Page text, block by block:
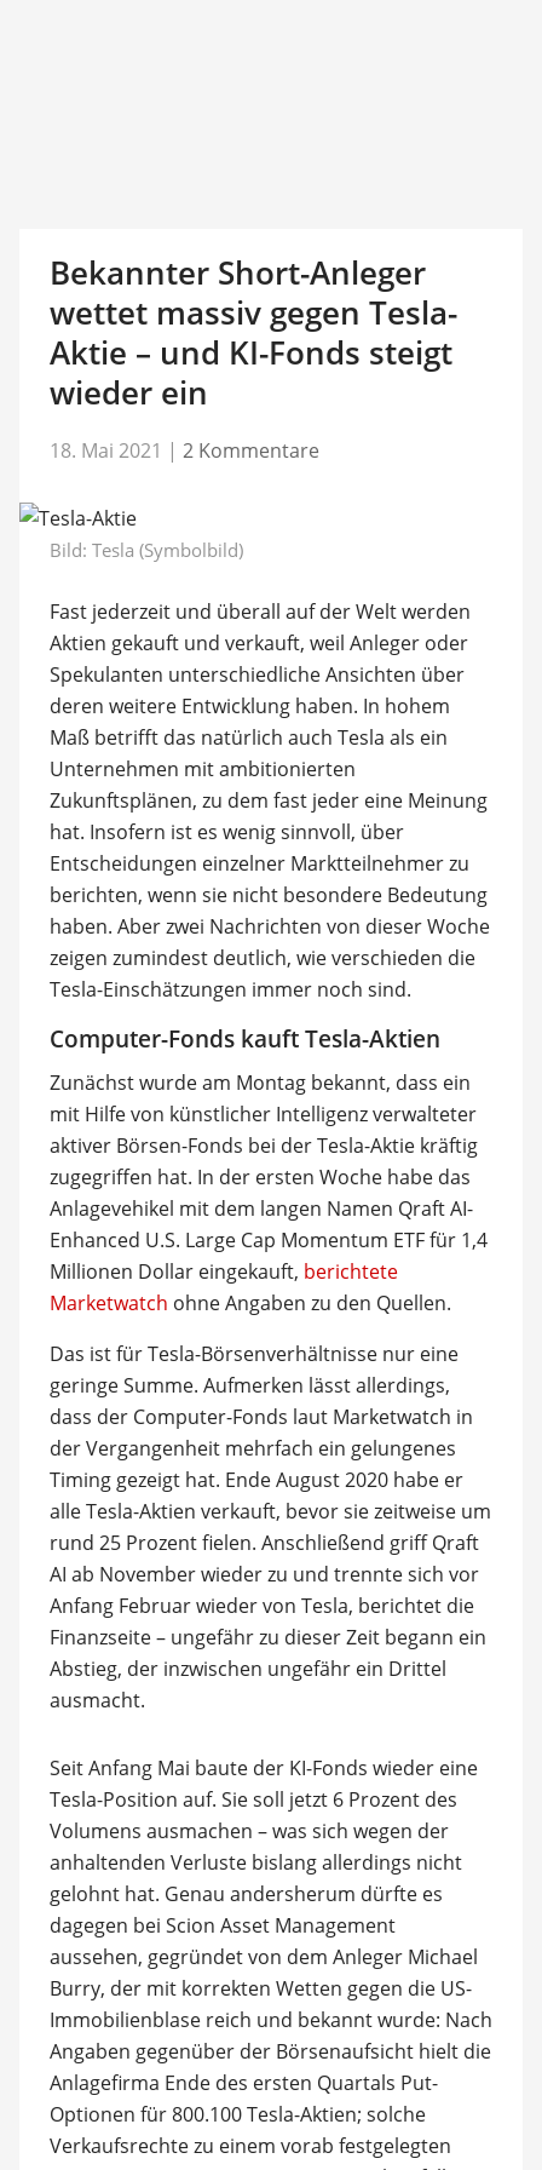
Bekannter Short-Anleger
wettet massiv gegen Tesla-
Aktie – und KI-Fonds steigt
wieder ein
18. Mai 2021 | 2 Kommentare
Bild: Tesla (Symbolbild)
Fast jederzeit und überall auf der Welt werden
Aktien gekauft und verkauft, weil Anleger oder
Spekulanten unterschiedliche Ansichten über
deren weitere Entwicklung haben. In hohem
Maß betrifft das natürlich auch Tesla als ein
Unternehmen mit ambitionierten
Zukunftsplänen, zu dem fast jeder eine Meinung
hat. Insofern ist es wenig sinnvoll, über
Entscheidungen einzelner Marktteilnehmer zu
berichten, wenn sie nicht besondere Bedeutung
haben. Aber zwei Nachrichten von dieser Woche
zeigen zumindest deutlich, wie verschieden die
Tesla-Einschätzungen immer noch sind.
Computer-Fonds kauft Tesla-Aktien
Zunächst wurde am Montag bekannt, dass ein
mit Hilfe von künstlicher Intelligenz verwalteter
aktiver Börsen-Fonds bei der Tesla-Aktie kräftig
zugegriffen hat. In der ersten Woche habe das
Anlagevehikel mit dem langen Namen Qraft AI-
Enhanced U.S. Large Cap Momentum ETF für 1,4
Millionen Dollar eingekauft, berichtete
Marketwatch ohne Angaben zu den Quellen.
Das ist für Tesla-Börsenverhältnisse nur eine
geringe Summe. Aufmerken lässt allerdings,
dass der Computer-Fonds laut Marketwatch in
der Vergangenheit mehrfach ein gelungenes
Timing gezeigt hat. Ende August 2020 habe er
alle Tesla-Aktien verkauft, bevor sie zeitweise um
rund 25 Prozent fielen. Anschließend griff Qraft
AI ab November wieder zu und trennte sich vor
Anfang Februar wieder von Tesla, berichtet die
Finanzseite – ungefähr zu dieser Zeit begann ein
Abstieg, der inzwischen ungefähr ein Drittel
ausmacht.
Seit Anfang Mai baute der KI-Fonds wieder eine
Tesla-Position auf. Sie soll jetzt 6 Prozent des
Volumens ausmachen – was sich wegen der
anhaltenden Verluste bislang allerdings nicht
gelohnt hat. Genau andersherum dürfte es
dagegen bei Scion Asset Management
aussehen, gegründet von dem Anleger Michael
Burry, der mit korrekten Wetten gegen die US-
Immobilienblase reich und bekannt wurde: Nach
Angaben gegenüber der Börsenaufsicht hielt die
Anlagefirma Ende des ersten Quartals Put-
Optionen für 800.100 Tesla-Aktien; solche
Verkaufsrechte zu einem vorab festgelegten